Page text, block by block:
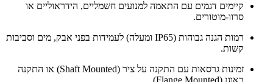
קיימים דגמים עם התאמה למנועים חשמליים, הידראוליים או
סרוו-מוטורים.
רמות הגנה גבוהות (IP65 ומעלה) לעמידות בפני אבק, מים וסביבות
קשות.
זמינות גרסאות עם התקנה על ציר (Shaft Mounted) או התקנה